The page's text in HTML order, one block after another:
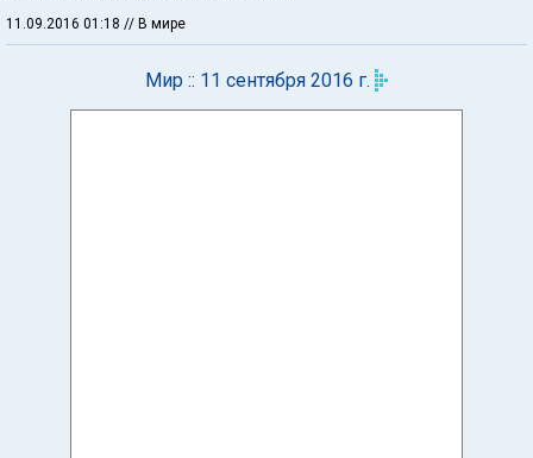
11.09.2016 01:18 // В мире
Мир :: 11 сентября 2016 г.